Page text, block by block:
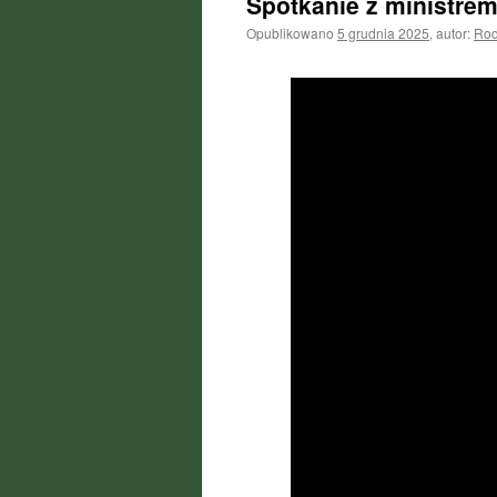
Opublikowano 5 grudnia 2025, autor: